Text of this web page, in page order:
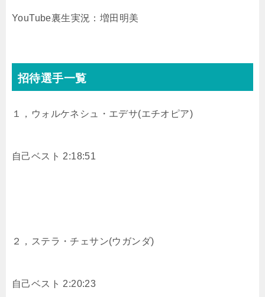
YouTube裏生実況：増田明美
招待選手一覧
１，ウォルケネシュ・エデサ(エチオピア)
自己ベスト 2:18:51
２，ステラ・チェサン(ウガンダ)
自己ベスト 2:20:23